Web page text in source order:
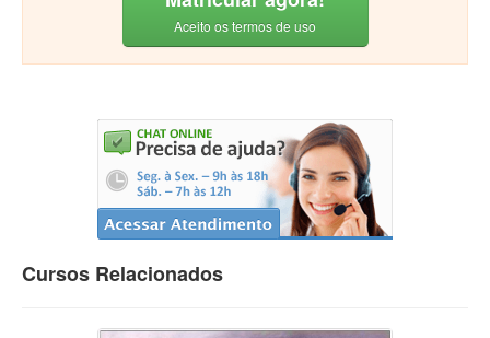
Aceito os termos de uso
Cursos Relacionados